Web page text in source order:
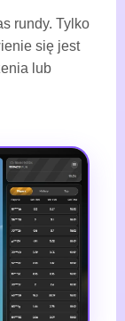
rundy. Tylko
się jest
lub